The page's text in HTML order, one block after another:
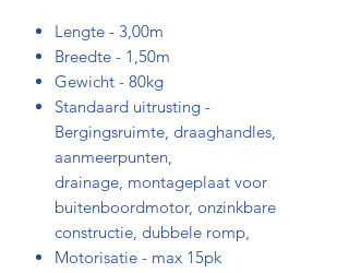
Lengte - 3,00m
Breedte - 1,50m
Gewicht - 80kg
Standaard uitrusting -
Bergingsruimte, draaghandles,
aanmeerpunten,
drainage, montageplaat voor
buitenboordmotor, onzinkbare
constructie, dubbele romp,
Motorisatie - max 15pk